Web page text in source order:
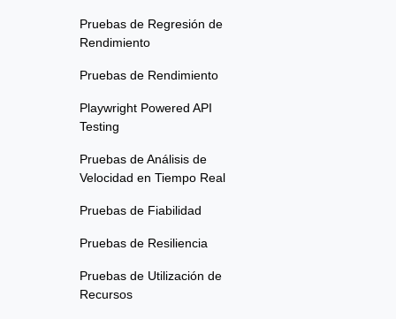
Pruebas de Regresión de
Rendimiento
Pruebas de Rendimiento
Playwright Powered API
Testing
Pruebas de Análisis de
Velocidad en Tiempo Real
Pruebas de Fiabilidad
Pruebas de Resiliencia
Pruebas de Utilización de
Recursos